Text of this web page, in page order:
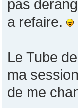
pas
a refaire.
Le Tube
ma
de me